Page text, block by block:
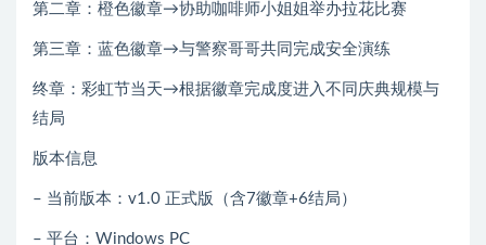
第二章：橙色徽章→协助咖啡师小姐姐举办拉花比赛
第三章：蓝色徽章→与警察哥哥共同完成安全演练
终章：彩虹节当天→根据徽章完成度进入不同庆典规模与
结局
版本信息
– 当前版本：v1.0 正式版（含7徽章+6结局）
– 平台：Windows PC